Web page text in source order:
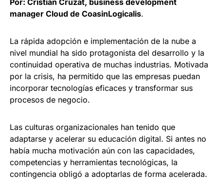
Por: Cristián Cruzat, business development
manager Cloud de CoasinLogicalis.
La rápida adopción e implementación de la nube a
nivel mundial ha sido protagonista del desarrollo y la
continuidad operativa de muchas industrias. Motivada
por la crisis, ha permitido que las empresas puedan
incorporar tecnologías eficaces y transformar sus
procesos de negocio.
Las culturas organizacionales han tenido que
adaptarse y acelerar su educación digital. Si antes no
había mucha motivación aún con las capacidades,
competencias y herramientas tecnológicas, la
contingencia obligó a adoptarlas de forma acelerada.